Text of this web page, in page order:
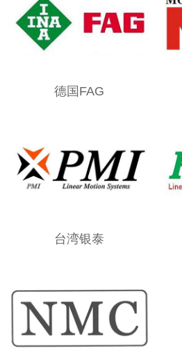
德国FAG
台湾银泰